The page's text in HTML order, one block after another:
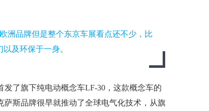
洲品牌但是整个东京车展看点还不少，比
及环保于一身。
了旗下纯电动概念车LF-30，这款概念车的
斯品牌很早就推动了全球电气化技术，从旗